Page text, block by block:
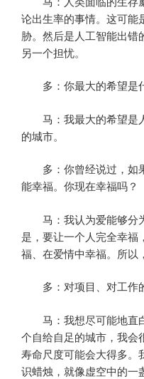
论出生率的事情。这可能
胁。然后是人工智能出错
另一个担忧。
多：你最大的希望是
马：我最大的希望是
的城市。
多：你曾经说过，如
能幸福。你现在幸福吗？
马：我认为爱能够分
是，要让一个人完全幸福
福、在爱情中幸福。所以
多：对项目、对工作
马：我想尽可能地直
个自给自足的城市，我会
寿命尺度可能会大得多。
识蜡烛，就像虚空中的一